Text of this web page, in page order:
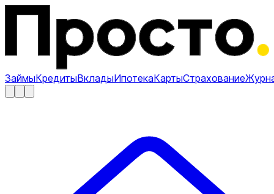
ЗаймыКредитыВкладыИпотекаКартыСтрахование